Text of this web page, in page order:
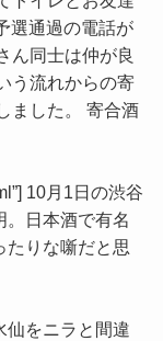
選通過の電話が
ん同士は仲が良
う流れからの寄
ました。 寄合酒
10月1日の渋谷
。日本酒で有名
たりな噺だと思
仙をニラと間違